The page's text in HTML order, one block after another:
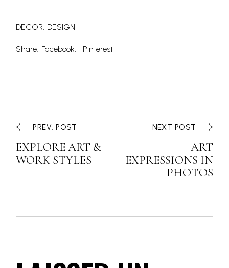
DECOR DESIGN
Share: Facebook Pinterest
PREV. POST
EXPLORE ART &
WORK STYLES
ART
EXPRESSIONS IN
PHOTOS
NEXT POST